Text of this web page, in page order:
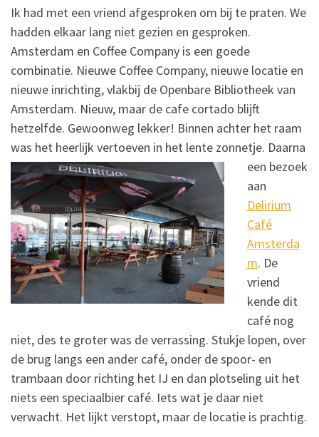
Ik had met een vriend afgesproken om bij te praten. We
hadden elkaar lang niet gezien en gesproken.
Amsterdam en Coffee Company is een goede
combinatie. Nieuwe Coffee Company, nieuwe locatie en
nieuwe inrichting, vlakbij de Openbare Bibliotheek van
Amsterdam. Nieuw, maar de cafe cortado blijft
hetzelfde. Gewoonweg lekker! Binnen achter het raam
was het heerlijk vertoeven in het lente zonnetje. Daarna
een bezoek
aan
Delirium
Café
Amsterda
m. De
vriend
kende dit
café nog
niet, des te groter was de verrassing. Stukje lopen, over
de brug langs een ander café, onder de spoor- en
trambaan door richting het IJ en dan plotseling uit het
niets een speciaalbier café. Iets wat je daar niet
verwacht. Het lijkt verstopt, maar de locatie is prachtig.